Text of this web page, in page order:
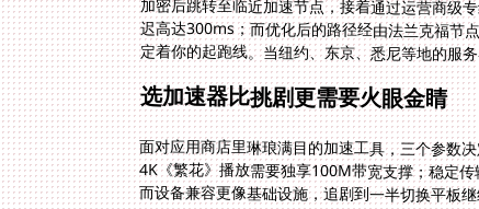
定着你的起跑线。当纽约、东京、悉尼等地的服
选加速器比挑剧更需要火眼金睛
面对应用商店里琳琅满目的加速工具，三个参数
4K《繁花》播放需要独享100M带宽支撑；稳定
而设备兼容更像基础设施，追剧到一半切换平板